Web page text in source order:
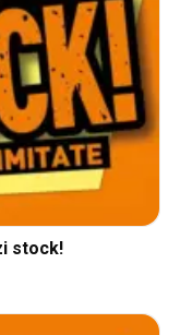
stock!